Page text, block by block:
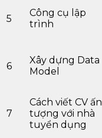
5
Công cụ lập
trình
6
Xây dựng Data
Model
7
Cách viết CV ấn
tượng với nhà
tuyển dụng